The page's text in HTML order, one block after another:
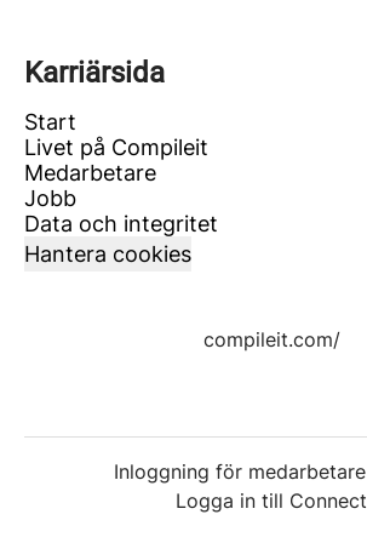
Karriärsida
Start
Livet på Compileit
Medarbetare
Jobb
Data och integritet
Hantera cookies
compileit.com/
Inloggning för medarbetare
Logga in till Connect